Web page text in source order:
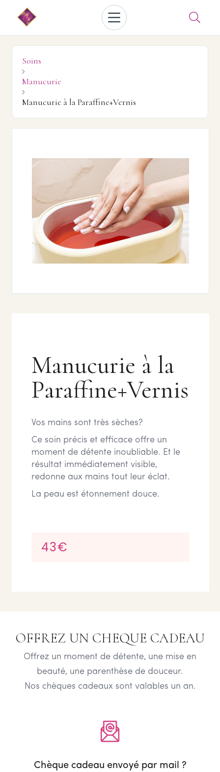

Soins

Manucurie

Manucurie à la Paraffine+Vernis
Manucurie à la
Paraffine+Vernis
Vos mains sont très sèches?
Ce soin précis et efficace offre un
moment de détente inoubliable. Et le
résultat immédiatement visible,
redonne aux mains tout leur éclat.
La peau est étonnement douce.
43€
OFFREZ UN CHEQUE CADEAU
Offrez un moment de détente, une mise en
beauté, une parenthèse de douceur.
Nos chèques cadeaux sont valables un an.
Chèque cadeau envoyé par mail ?